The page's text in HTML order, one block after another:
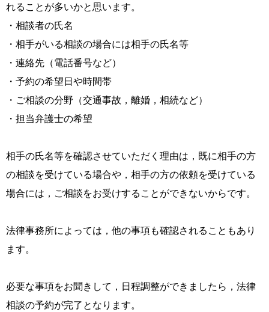
れることが多いかと思います。
・相談者の氏名
・相手がいる相談の場合には相手の氏名等
・連絡先（電話番号など）
・予約の希望日や時間帯
・ご相談の分野（交通事故，離婚，相続など）
・担当弁護士の希望
相手の氏名等を確認させていただく理由は，既に相手の方
の相談を受けている場合や，相手の方の依頼を受けている
場合には，ご相談をお受けすることができないからです。
法律事務所によっては，他の事項も確認されることもあり
ます。
必要な事項をお聞きして，日程調整ができましたら，法律
相談の予約が完了となります。